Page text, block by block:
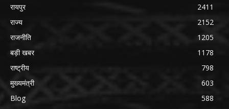
रायपुर
2411
राज्य
2152
राजनीति
1205
बड़ी खबर
1178
राष्ट्रीय
798
मुख्यमंत्री
603
Blog
588